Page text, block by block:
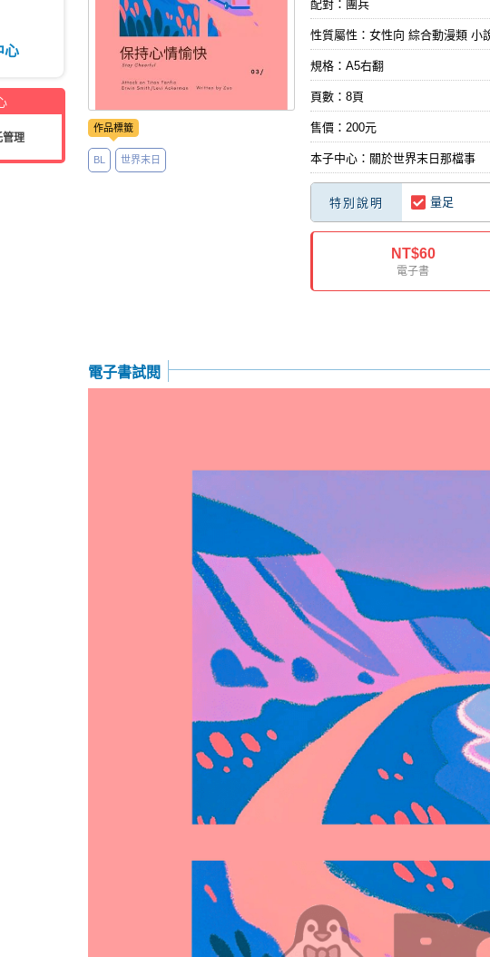
心
理
作品標籤
BL 世界末日
配對：團兵
性質屬性：女性向 綜合動漫類 小
規格：A5右翻
頁數：8頁
售價：200元
本子中心：關於世界末日那檔事
特別說明 量足
NT$60
電子書
電子書試閱